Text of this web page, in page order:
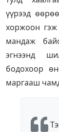
үүрээд
хоржоон
мандаж
эгнээнд
бодохоор
маргааш